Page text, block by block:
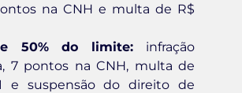
na CNH e multa de R$
50% do limite: infração
7 pontos na CNH, multa de
e suspensão do direito de